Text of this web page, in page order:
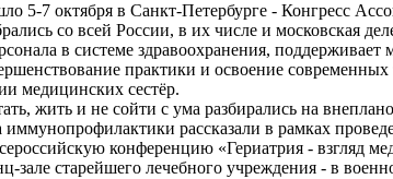
5-7 октября в Санкт-Петербурге - Конгресс
со всей России, в их числе и московская
в системе здравоохранения,
практики и освоение
медицинских сестёр.
жить и не сойти с ума разбирались на
иммунопрофилактики рассказали в рамках
конференцию «Гериатрия - взгляд
зале старейшего лечебного учреждения - в